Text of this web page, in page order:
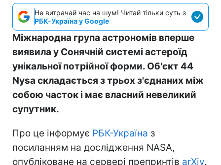
Не витрачай час на шум! Читай тільки суть з
РБК-Україна у Google
Міжнародна група астрономів вперше
виявила у Сонячній системі астероїд
унікальної потрійної форми. Об'єкт 44
Nysa складається з трьох з'єднаних між
собою часток і має власний невеликий
супутник.
Про це інформує РБК-Україна з
посиланням на дослідження NASA,
опубліковане на сервері препринтів arXiv.